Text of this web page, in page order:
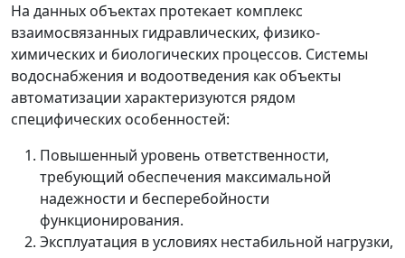
На данных объектах протекает комплекс
взаимосвязанных гидравлических, физико-
химических и биологических процессов. Системы
водоснабжения и водоотведения как объекты
автоматизации характеризуются рядом
специфических особенностей:
Повышенный уровень ответственности,
требующий обеспечения максимальной
надежности и бесперебойности
функционирования.
Эксплуатация в условиях нестабильной нагрузки,